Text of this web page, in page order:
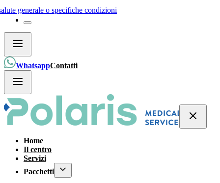
generale o specifiche condizioni
WhatsappContatti
Home
Il centro
Servizi
Pacchetti